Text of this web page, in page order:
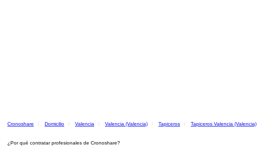
Cronoshare Domicilio Valencia Valencia (Valencia) Tapiceros Tapiceros Valencia (Valencia)
¿Por qué contratar profesionales de Cronoshare?